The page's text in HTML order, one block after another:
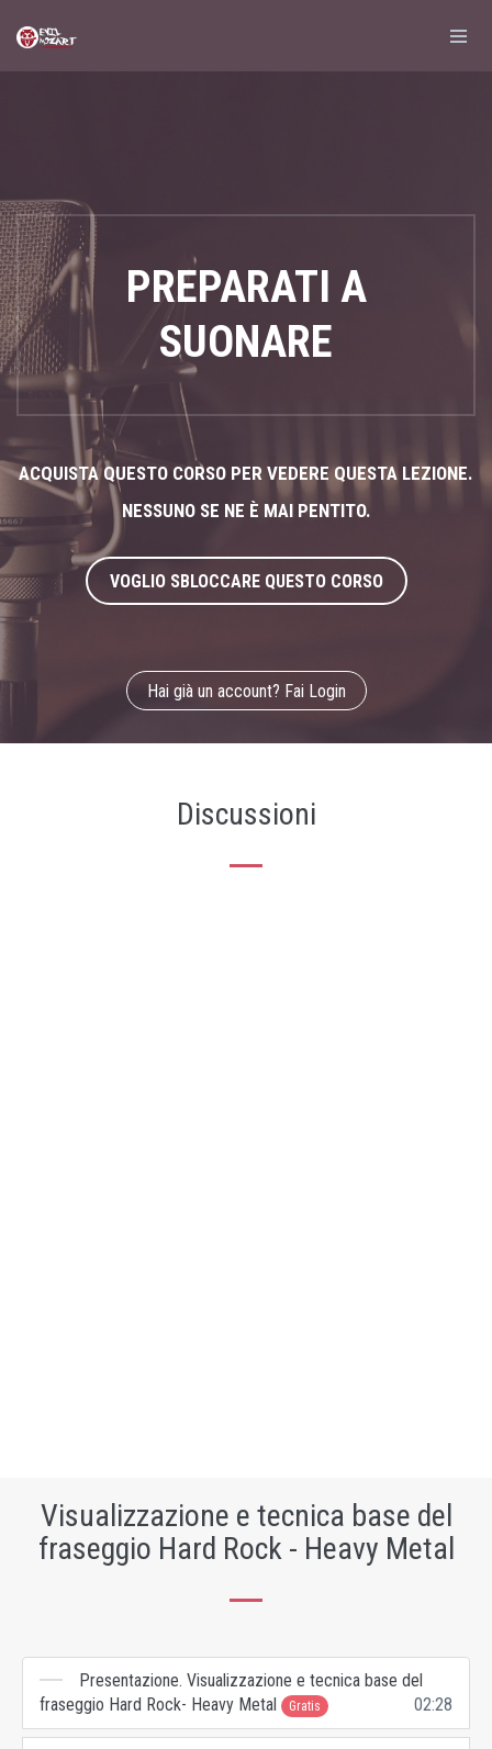
PREPARATI A
SUONARE
ACQUISTA QUESTO CORSO PER VEDERE QUESTA LEZIONE.
NESSUNO SE NE È MAI PENTITO.
VOGLIO SBLOCCARE QUESTO CORSO
Hai già un account? Fai Login
Discussioni
Visualizzazione e tecnica base del
fraseggio Hard Rock - Heavy Metal
Presentazione. Visualizzazione e tecnica base del
fraseggio Hard Rock- Heavy Metal
Gratis 02:28